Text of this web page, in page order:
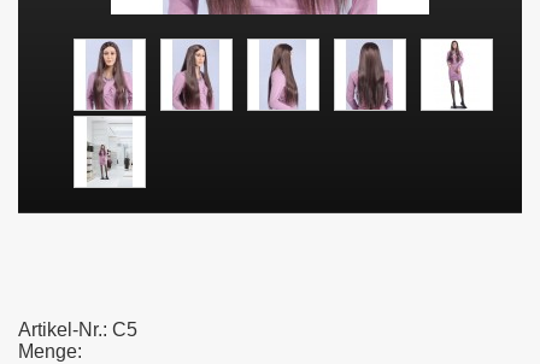
Artikel-Nr.: C5
Menge: